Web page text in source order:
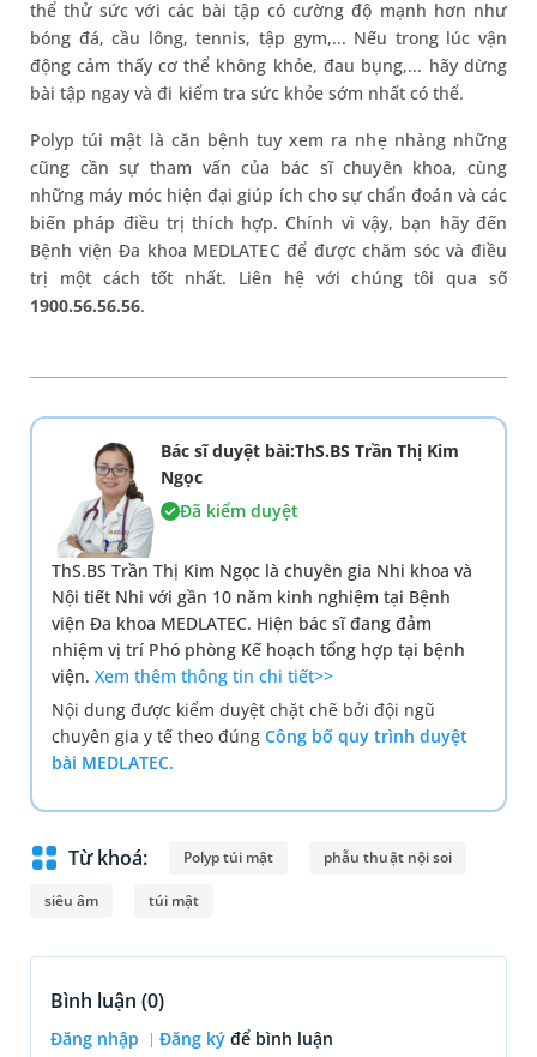
thể thử sức với các bài tập có cường độ mạnh hơn như
bóng đá, cầu lông, tennis, tập gym,... Nếu trong lúc vận
động cảm thấy cơ thể không khỏe, đau bụng,... hãy dừng
bài tập ngay và đi kiểm tra sức khỏe sớm nhất có thể.
Polyp túi mật là căn bệnh tuy xem ra nhẹ nhàng những
cũng cần sự tham vấn của bác sĩ chuyên khoa, cùng
những máy móc hiện đại giúp ích cho sự chẩn đoán và các
biến pháp điều trị thích hợp. Chính vì vậy, bạn hãy đến
Bệnh viện Đa khoa MEDLATEC để được chăm sóc và điều
trị một cách tốt nhất. Liên hệ với chúng tôi qua số
1900.56.56.56.
Bác sĩ duyệt bài:ThS.BS Trần Thị Kim
Ngọc
Đã kiểm duyệt
ThS.BS Trần Thị Kim Ngọc là chuyên gia Nhi khoa và
Nội tiết Nhi với gần 10 năm kinh nghiệm tại Bệnh
viện Đa khoa MEDLATEC. Hiện bác sĩ đang đảm
nhiệm vị trí Phó phòng Kế hoạch tổng hợp tại bệnh
viện. Xem thêm thông tin chi tiết>>
Nội dung được kiểm duyệt chặt chẽ bởi đội ngũ
chuyên gia y tế theo đúng Công bố quy trình duyệt
bài MEDLATEC.
Từ khoá: Polyp túi mật phẫu thuật nội soi
siêu âm túi mật
Bình luận (0)
Đăng nhập Đăng ký để bình luận